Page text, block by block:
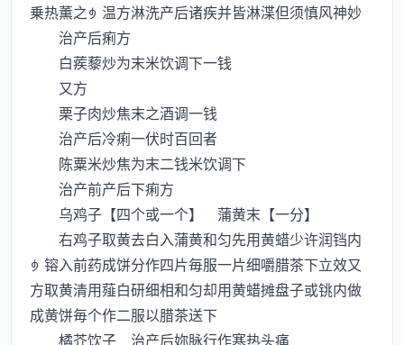
乗热薫之温方淋洗产后诸疾并皆淋渫但须慎风神妙
治产后痢方
白蒺藜炒为末米饮调下一钱
又方
栗子肉炒焦末之酒调一钱
治产后冷痢一伏时百回者
陈粟米炒焦为末二钱米饮调下
治产前产后下痢方
乌鸡子【四个或一个】 蒲黄末【一分】
右鸡子取黄去白入蒲黄和匀先用黄蜡少许润铛内
镕入前药成饼分作四片毎服一片细嚼腊茶下立效又
方取黄清用薤白研细相和匀却用黄蜡摊盘子或铫内做
成黄饼毎个作二服以腊茶送下
橘芥饮子 治产后妳脉行作寒热头痛